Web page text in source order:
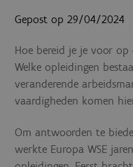
Gepost op 29/04/2024
Hoe bereid je je voor
Welke opleidingen
veranderende
vaardigheden komen
Om antwoorden te
werkte Europa WSE